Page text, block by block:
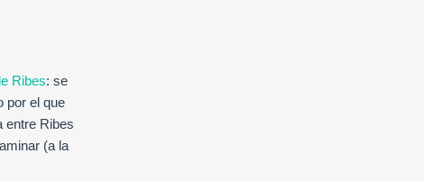
Ribes: se
por el que
entre Ribes
(a la